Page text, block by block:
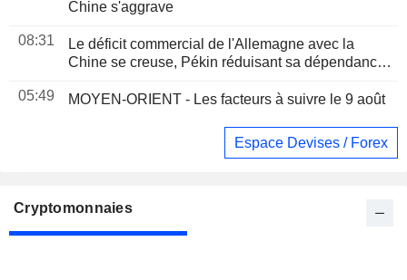
Chine s'aggrave
08:31
Le déficit commercial de l'Allemagne avec la
Chine se creuse, Pékin réduisant sa dépendance
05:49
MOYEN-ORIENT - Les facteurs à suivre le 9 août
Espace Devises / Forex
Cryptomonnaies